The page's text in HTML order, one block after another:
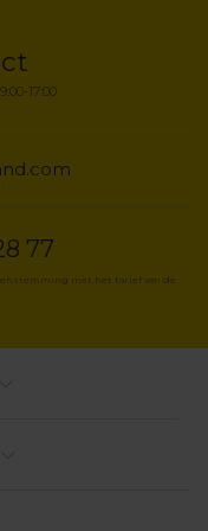
17:00
77
met het tarief van de